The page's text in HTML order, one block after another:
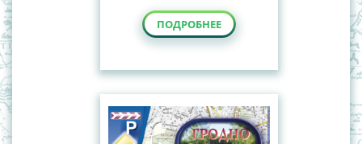
ПОДРОБНЕЕ